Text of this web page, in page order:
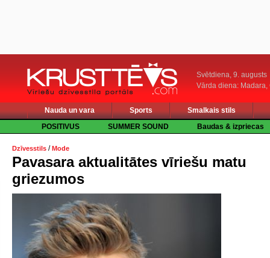
Svētdiena, 9. augusts
Vārda diena: Madara,
Nauda un vara Sports
Smalkais stils
POSITIVUS
SUMMER SOUND Baudas & izpriecas
Dzīvesstils /Mode
Pavasara aktualitātes vīriešu matu
griezumos